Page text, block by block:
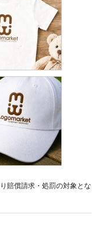
賠償請求・処罰の対象とな